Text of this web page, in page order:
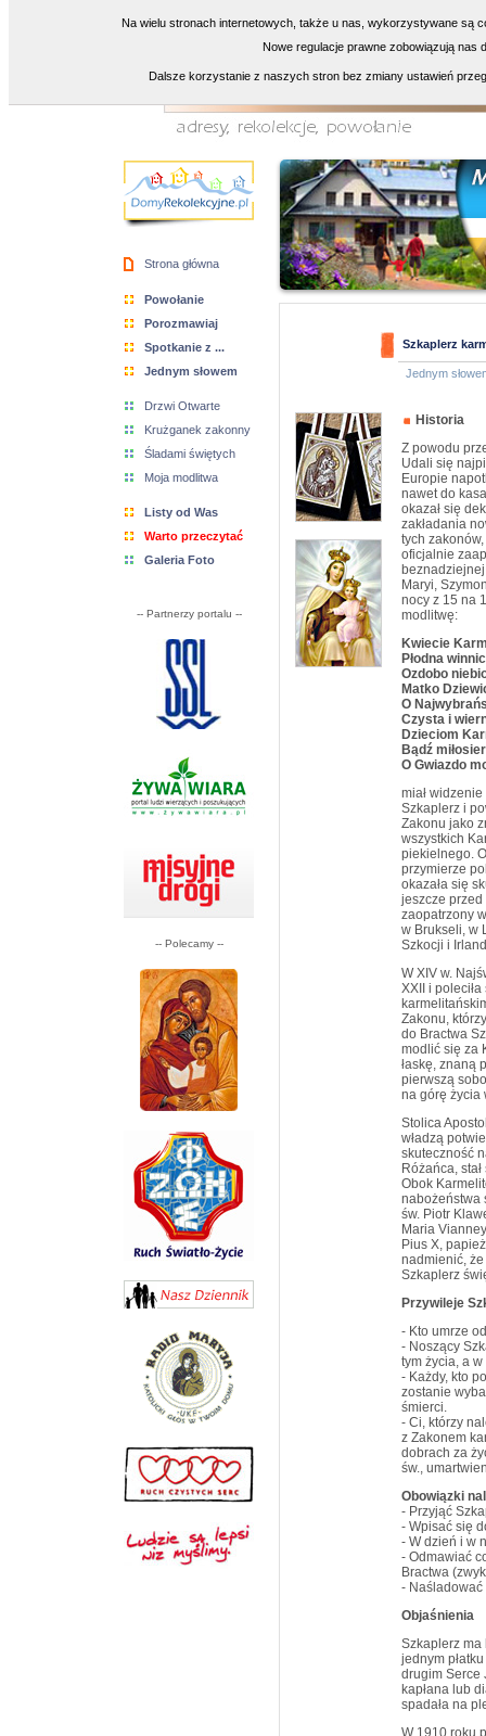
Strona główna
Powołanie
Porozmawiaj
Spotkanie z ...
Jednym słowem
Drzwi Otwarte
Krużganek zakonny
Śladami świętych
Moja modlitwa
Listy od Was
Warto przeczytać
Galeria Foto
-- Partnerzy portalu --
-- Polecamy --
Szkaplerz
Jednym
Historia
Z powodu
Udali się
Europie
nawet do
okazał się
zakładania
tych
oficjalnie
Maryi,
nocy z 15 na
modlitwę:
Kwiecie
Płodna
Ozdobo
Matko
O
Czysta i
Dzieciom
Bądź
O Gwiazdo
miał
Szkaplerz i
Zakonu jako
wszystkich
piekielnego.
przymierze
okazała się
jeszcze przed
zaopatrzony
w Brukseli, w
Szkocji i
W XIV w.
XXII i
Zakonu,
do Bractwa
modlić się za
łaskę, znaną
pierwszą
na górę życia
Stolica
władzą
skuteczność
Różańca,
Obok
nabożeństwa
św. Piotr
Maria
Pius X,
nadmienić,
Szkaplerz
Przywileje
- Kto umrze
- Noszący
tym życia, a
- Każdy, kto
zostanie
śmierci.
- Ci, którzy
z Zakonem
dobrach za
św.,
Obowiązki
- Przyjąć
- Wpisać się
- W dzień i w
- Odmawiać
Bractwa
- Naśladować
Objaśnienia
Szkaplerz ma
jednym
drugim Serce
kapłana lub
spadała na
W 1910 roku
Na wielu stronach internetowych, także u nas, wykorzystywane są
Nowe regulacje prawne zobowiązują nas
Dalsze korzystanie z naszych stron bez zmiany ustawień